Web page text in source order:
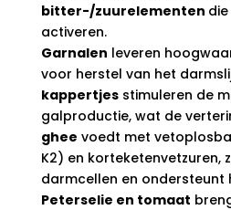
bitter-/zuurelementen
activeren.
Garnalen leveren
voor herstel van het
kappertjesstimuleren de
galproductie, wat de
ghee voedt met
K2) en korteketenvetzuren,
darmcellen en ondersteunt
Peterselie en tomaat